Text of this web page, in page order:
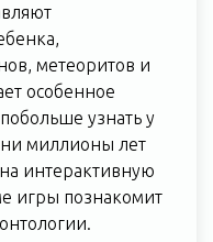
метеоритов и
особенное
узнать у
миллионы лет
интерактивную
игры познакомит